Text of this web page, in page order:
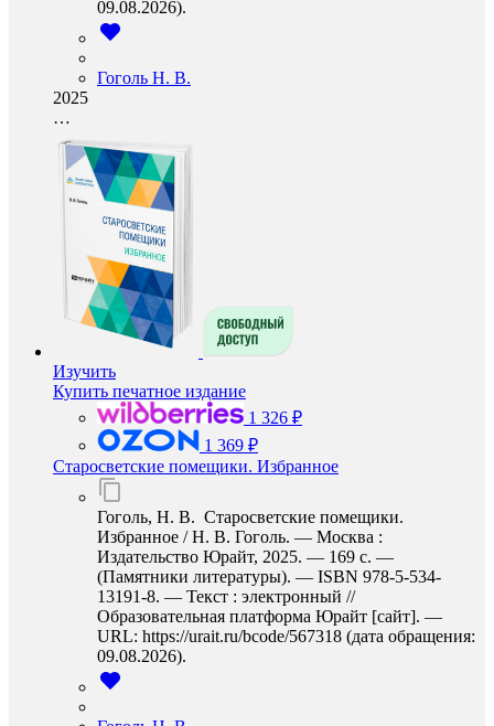
09.08.2026).
Гоголь Н. В.
2025
…
Изучить
Купить печатное издание
1 326 ₽
1 369 ₽
Старосветские помещики. Избранное
Гоголь, Н. В. Старосветские помещики.
Избранное / Н. В. Гоголь. — Москва :
Издательство Юрайт, 2025. — 169 с. —
(Памятники литературы). — ISBN 978-5-534-
13191-8. — Текст : электронный //
Образовательная платформа Юрайт [сайт]. —
URL: https://urait.ru/bcode/567318 (дата обращения:
09.08.2026).